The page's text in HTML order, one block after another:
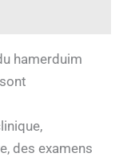
hamerduim
des examens